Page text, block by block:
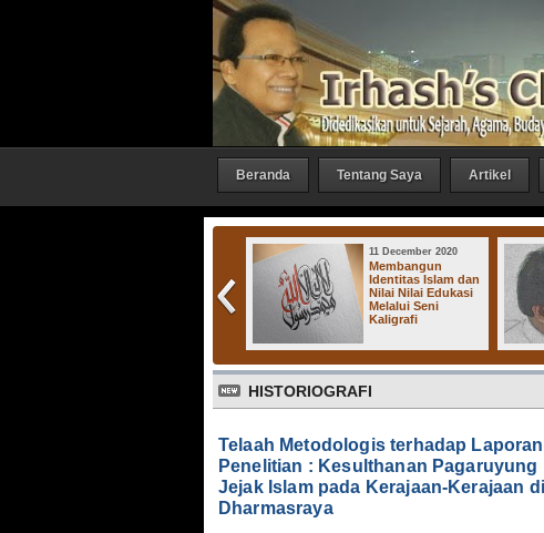
Beranda Tentang Saya Artikel
11 December 2020
Membangun
Identitas Islam dan
Nilai Nilai Edukasi
Melalui Seni
Kaligrafi
HISTORIOGRAFI
Telaah Metodologis terhadap Laporan
Penelitian : Kesulthanan Pagaruyung
Jejak Islam pada Kerajaan-Kerajaan di
Dharmasraya